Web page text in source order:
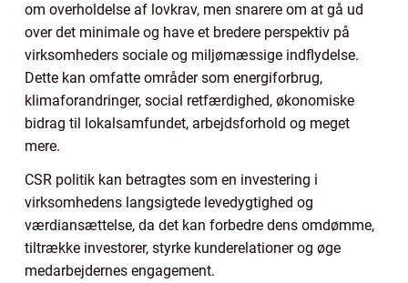
om overholdelse af lovkrav, men snarere om at gå ud
over det minimale og have et bredere perspektiv på
virksomheders sociale og miljømæssige indflydelse.
Dette kan omfatte områder som energiforbrug,
klimaforandringer, social retfærdighed, økonomiske
bidrag til lokalsamfundet, arbejdsforhold og meget
mere.
CSR politik kan betragtes som en investering i
virksomhedens langsigtede levedygtighed og
værdiansættelse, da det kan forbedre dens omdømme,
tiltrække investorer, styrke kunderelationer og øge
medarbejdernes engagement.